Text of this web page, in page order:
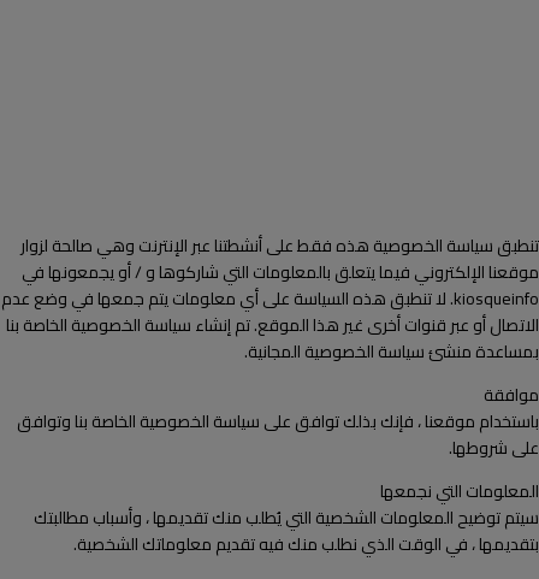
تنطبق سياسة الخصوصية هذه فقط على أنشطتنا عبر الإنترنت وهي صالحة لزوار
موقعنا الإلكتروني فيما يتعلق بالمعلومات التي شاركوها و / أو يجمعونها في
kiosqueinfo. لا تنطبق هذه السياسة على أي معلومات يتم جمعها في وضع عدم
الاتصال أو عبر قنوات أخرى غير هذا الموقع. تم إنشاء سياسة الخصوصية الخاصة بنا
بمساعدة منشئ سياسة الخصوصية المجانية.
موافقة
باستخدام موقعنا ، فإنك بذلك توافق على سياسة الخصوصية الخاصة بنا وتوافق
على شروطها.
المعلومات التي نجمعها
سيتم توضيح المعلومات الشخصية التي يُطلب منك تقديمها ، وأسباب مطالبتك
بتقديمها ، في الوقت الذي نطلب منك فيه تقديم معلوماتك الشخصية.